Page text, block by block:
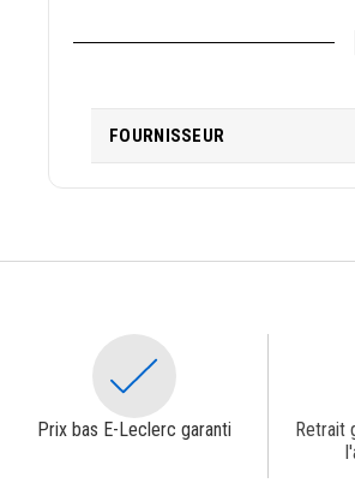
FOURNISSEUR
Prix bas E-Leclerc garanti
Retrait